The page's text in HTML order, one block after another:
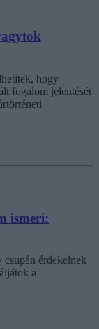
hogy
fogalom jelentését
ismeri:
csupán érdekelnek
a